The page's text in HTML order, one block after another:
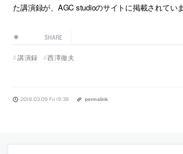
た講演録が、AGC studioのサイトに掲載されていま
SHARE
講演録 西澤徹夫
2018.03.09 Fri 19:38 permalink